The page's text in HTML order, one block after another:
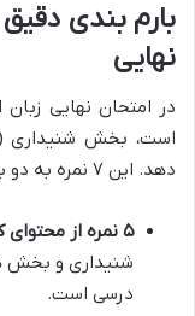
بارم بندی
نهایی
دهد. این ۷ نمره به دو بخش اصلی تقسیم می شود:
۵ نمره از محتوای کتاب درسی:
درسی است.